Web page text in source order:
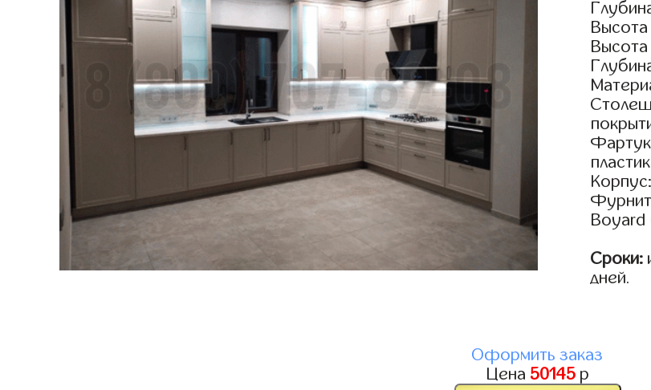
Boyard
Сроки:
дней.
Оформить заказ
Цена 50145р